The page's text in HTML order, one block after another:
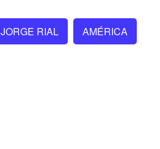
JORGE RIAL AMÉRICA